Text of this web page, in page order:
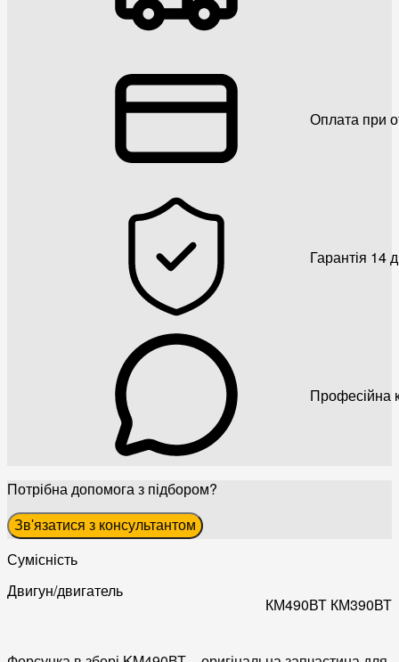
Оплата при
Гарантія 14
Професійна
Потрібна допомога з підбором?
Зв'язатися з консультантом
Сумісність
Двигун/двигатель
КМ490ВТ КМ390ВТ